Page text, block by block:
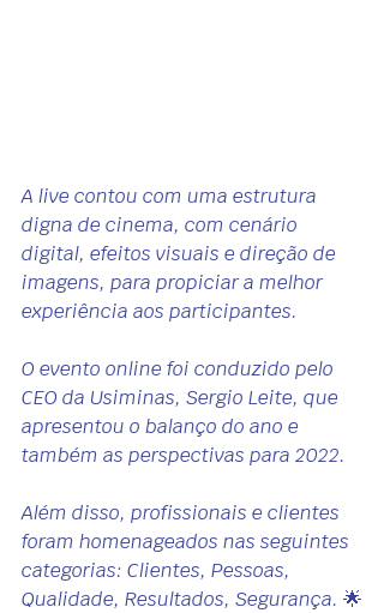
A live contou com uma estrutura
digna de cinema, com cenário
digital, efeitos visuais e direção de
imagens, para propiciar a melhor
experiência aos participantes.
O evento online foi conduzido pelo
CEO da Usiminas, Sergio Leite, que
apresentou o balanço do ano e
também as perspectivas para 2022.
Além disso, profissionais e clientes
foram homenageados nas seguintes
categorias: Clientes, Pessoas,
Qualidade, Resultados, Segurança. 🌟